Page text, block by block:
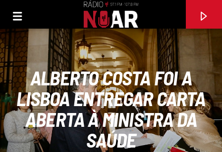
ALBERTO COSTA FOI A
LISBOA ENTREGAR CARTA
ABERTA À MINISTRA DA
SAÚDE